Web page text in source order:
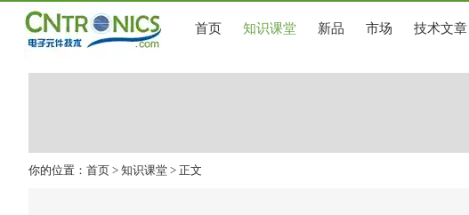
首页 知识课堂 新品 市场 技术文章
你的位置： 首页 > 知识课堂 > 正文